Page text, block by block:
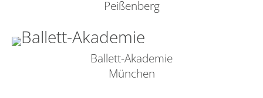
Peißenberg
Ballett-Akademie
München